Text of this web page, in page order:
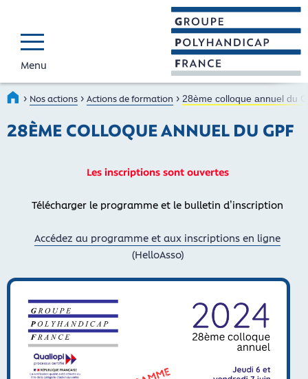
GROUPE
Faire connaître et
Menu
Accueil
› Nos actions › Actions de formation › 28ème colloque annuel du
28ÈME COLLOQUE ANNUEL DU GPF
Les inscriptions sont ouvertes
Télécharger le programme et le bulletin d’inscription
Accédez au programme et aux inscriptions en ligne
(HelloAsso)